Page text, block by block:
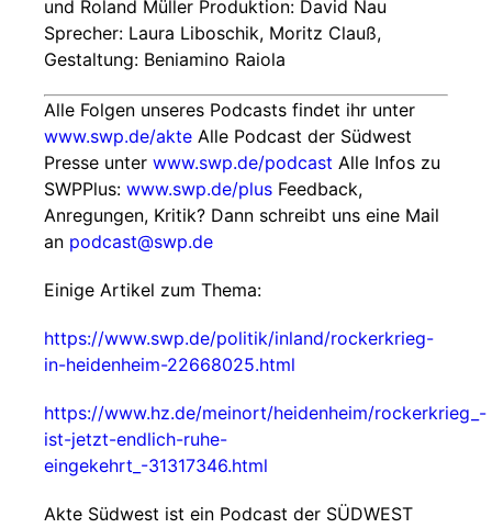
und Roland Müller Produktion: David Nau
Sprecher: Laura Liboschik, Moritz Clauß,
Gestaltung: Beniamino Raiola
Alle Folgen unseres Podcasts findet ihr unter
www.swp.de/akte Alle Podcast der Südwest
Presse unter www.swp.de/podcast Alle Infos zu
SWPPlus: www.swp.de/plus Feedback,
Anregungen, Kritik? Dann schreibt uns eine Mail
an podcast@swp.de
Einige Artikel zum Thema:
https://www.swp.de/politik/inland/rockerkrieg-
in-heidenheim-22668025.html
https://www.hz.de/meinort/heidenheim/rockerkrieg_-
ist-jetzt-endlich-ruhe-
eingekehrt_-31317346.html
Akte Südwest ist ein Podcast der SÜDWEST